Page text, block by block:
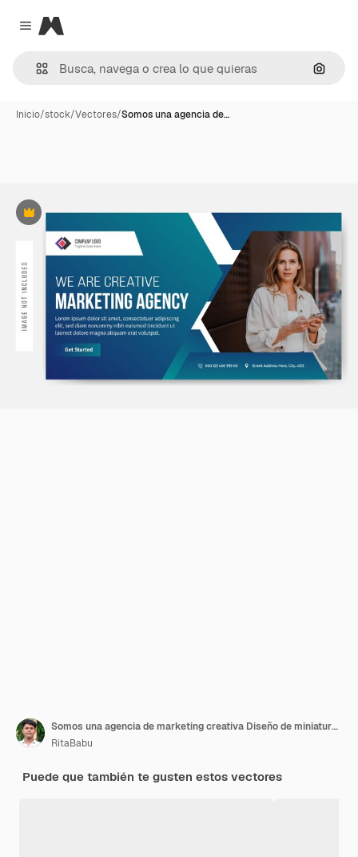
Close menu
Magnific
Inicio/stock/Vectores/Somos una agencia de…
Premium
Somos una agencia de marketing creativa Diseño de miniaturas de YouTube vector premium
RitaBabu
Puede que también te gusten estos vectores